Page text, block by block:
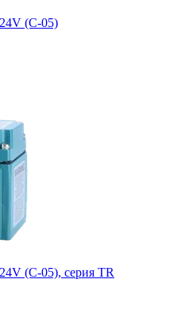
(C-05)
(C-05), серия TR